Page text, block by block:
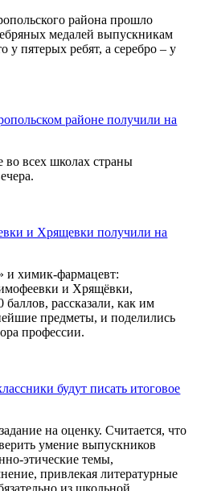
района прошло
медалей выпускникам
у пятерых ребят, а серебро – у
районе получили на
всех школах страны
и Хрящевки получили на
и химик-фармацевт:
и Хрящёвки,
рассказали, как им
предметы, и поделились
профессии.
будут писать итоговое
на оценку. Считается, что
умение выпускников
этические темы,
привлекая литературные
из школьной